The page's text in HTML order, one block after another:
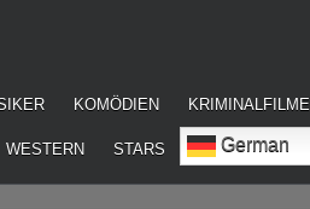
KOMÖDIEN KRIMINALFILME
WESTERN STARS German